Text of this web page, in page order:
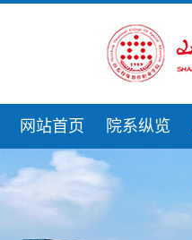
网站首页 院系纵览